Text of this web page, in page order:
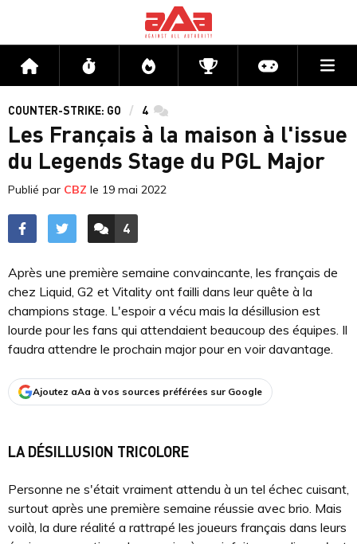
Accueil Flux Directs CompétitionsActu jeux
COUNTER-STRIKE: GO 4 commentaires
Les Français à la maison à l'issue
du Legends Stage du PGL Major
Publié par CBZ le 19 mai 2022
ACCÉDER AUX
4
COMMENTAIRES
Après une première semaine convaincante, les français de
chez Liquid, G2 et Vitality ont failli dans leur quête à la
champions stage. L'espoir a vécu mais la désillusion est
lourde pour les fans qui attendaient beaucoup des équipes. Il
faudra attendre le prochain major pour en voir davantage.
Ajoutez aAa à vos sources préférées sur Google
LA DÉSILLUSION TRICOLORE
Personne ne s'était vraiment attendu à un tel échec cuisant,
surtout après une première semaine réussie avec brio. Mais
voilà, la dure réalité a rattrapé les joueurs français dans leurs